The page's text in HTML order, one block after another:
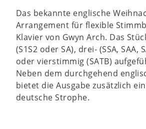
Das bekannte englische
Arrangement für flexible
Klavier von Gwyn Arch. Das
(S1S2 oder SA), drei- (SSA, SAA,
oder vierstimmig (SATB)
Neben dem durchgehend
bietet die Ausgabe zusätzlich
deutsche Strophe.